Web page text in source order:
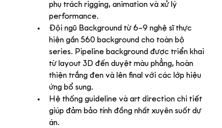
phụ trách rigging, animation và xử lý
performance.
Đội ngũ Background từ 6–9 nghệ sĩ thực
hiện gần 560 background cho toàn bộ
series. Pipeline background được triển khai
từ layout 3D đến duyệt màu phẳng, hoàn
thiện trắng đen và lên final với các lớp hiệu
ứng bổ sung.
Hệ thống guideline và art direction chi tiết
giúp đảm bảo tính đồng nhất xuyên suốt dự
án.